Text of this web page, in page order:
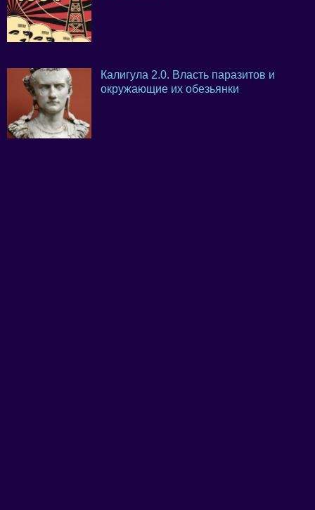
Калигула 2.0. Власть паразитов и
окружающие их обезьянки